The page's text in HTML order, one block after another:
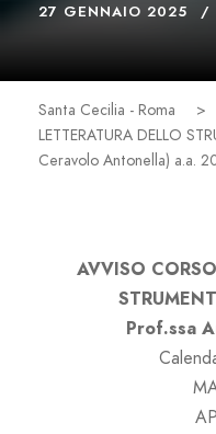
27 GENNAIO 2025
Santa Cecilia - Roma >
LETTERATURA DELLO
Ceravolo Antonella) a.a.
AVVISO
Prof.ssa